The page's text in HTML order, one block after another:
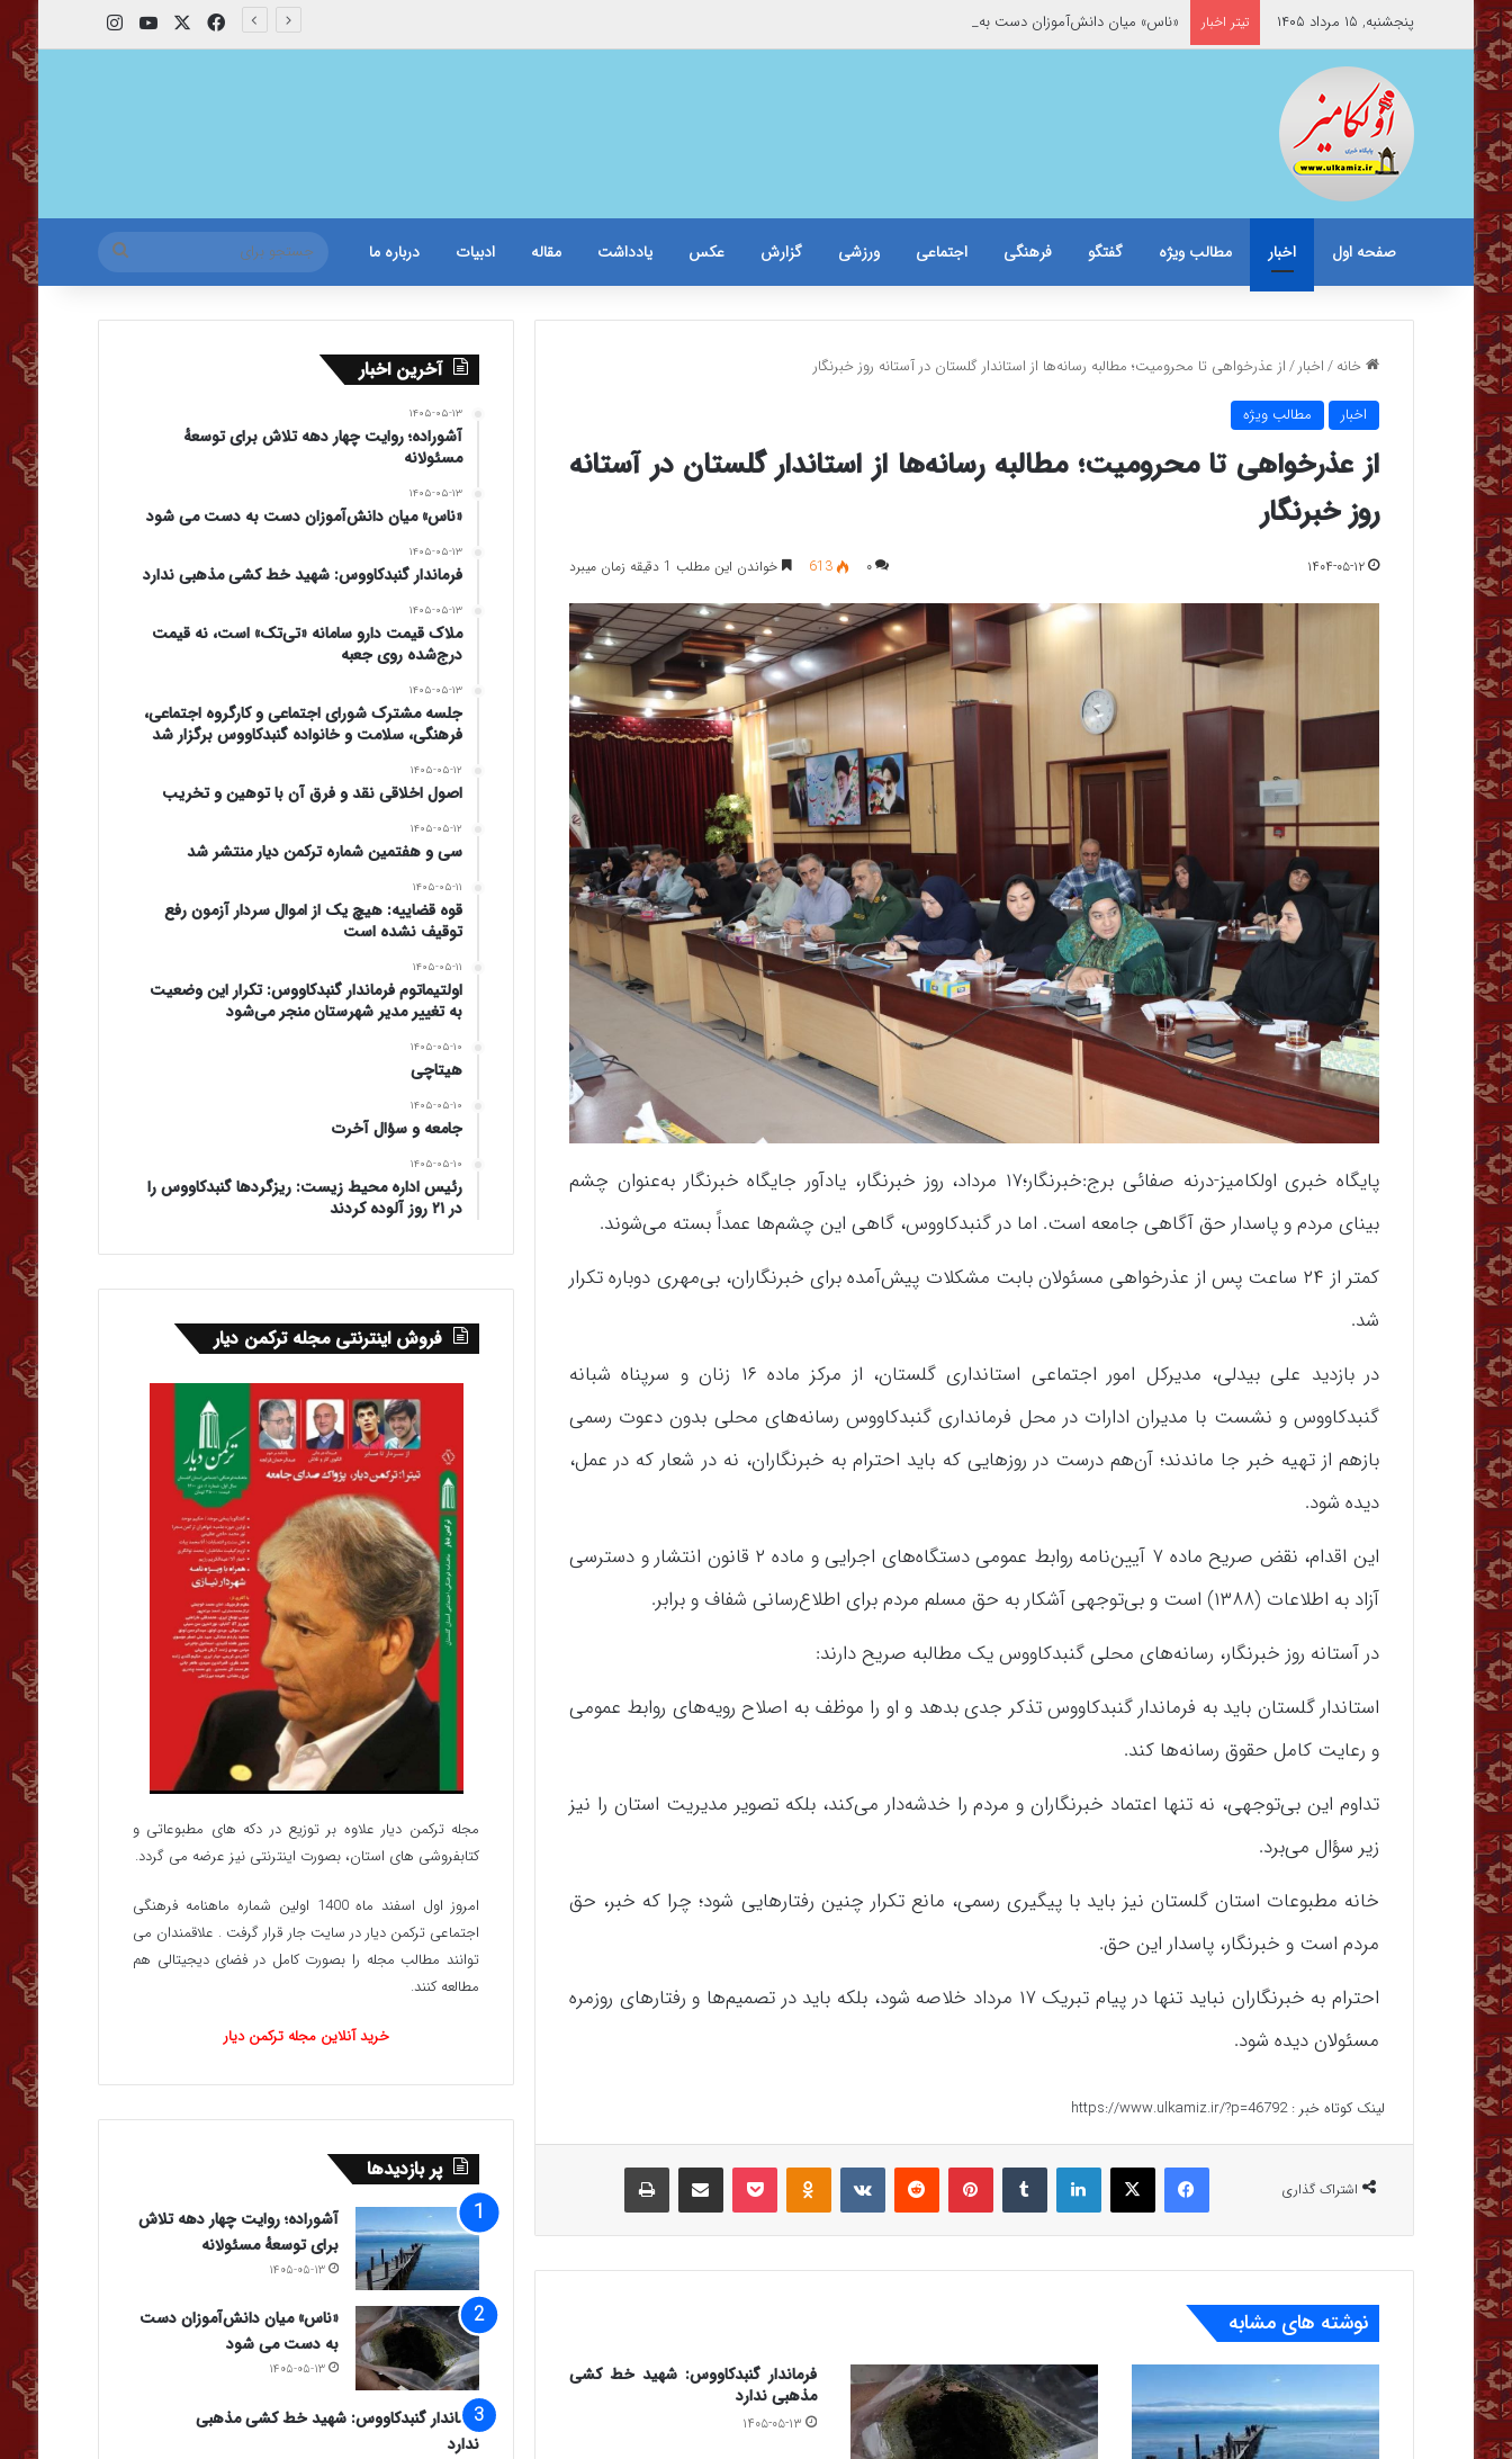
پنجشنبه, ۱۵ مرداد ۱۴۰۵ تیتر اخبار «ناس» میان دانش‌آموزان دست به دست می شود فیس بوکیوتیوباینستاگرام
صفحه اول اخبار مطالب ویژه گفتگو فرهنگی اجتماعی ورزشی گزارش عکس یادداشت مقاله ادبیات درباره ما
جستجو
برای
خانه/اخبار/از عذرخواهی تا محرومیت؛ مطالبه رسانه‌ها از استاندار گلستان در آستانه روز خبرنگار
اخبار مطالب ویژه
از عذرخواهی تا محرومیت؛ مطالبه رسانه‌ها از استاندار گلستان در آستانه
روز خبرنگار
۱۴۰۴-۰۵-۱۲ ۰ 613 خواندن این مطلب 1 دقیقه زمان میبرد
پایگاه خبری اولکامیز-درنه صفائی برج:خبرنگار؛۱۷ مرداد، روز خبرنگار، یادآور جایگاه خبرنگار به‌عنوان چشم
بینای مردم و پاسدار حق آگاهی جامعه است. اما در گنبدکاووس، گاهی این چشم‌ها عمداً بسته می‌شوند.
کمتر از ۲۴ ساعت پس از عذرخواهی مسئولان بابت مشکلات پیش‌آمده برای خبرنگاران، بی‌مهری دوباره تکرار
شد.
در بازدید علی بیدلی، مدیرکل امور اجتماعی استانداری گلستان، از مرکز ماده ۱۶ زنان و سرپناه شبانه
گنبدکاووس و نشست با مدیران ادارات در محل فرمانداری گنبدکاووس رسانه‌های محلی بدون دعوت رسمی
بازهم از تهیه خبر جا ماندند؛ آن‌هم درست در روزهایی که باید احترام به خبرنگاران، نه در شعار که در عمل،
دیده شود.
این اقدام، نقض صریح ماده ۷ آیین‌نامه روابط عمومی دستگاه‌های اجرایی و ماده ۲ قانون انتشار و دسترسی
آزاد به اطلاعات (۱۳۸۸) است و بی‌توجهی آشکار به حق مسلم مردم برای اطلاع‌رسانی شفاف و برابر.
در آستانه روز خبرنگار، رسانه‌های محلی گنبدکاووس یک مطالبه صریح دارند:
استاندار گلستان باید به فرماندار گنبدکاووس تذکر جدی بدهد و او را موظف به اصلاح رویه‌های روابط عمومی
و رعایت کامل حقوق رسانه‌ها کند.
تداوم این بی‌توجهی، نه تنها اعتماد خبرنگاران و مردم را خدشه‌دار می‌کند، بلکه تصویر مدیریت استان را نیز
زیر سؤال می‌برد.
خانه مطبوعات استان گلستان نیز باید با پیگیری رسمی، مانع تکرار چنین رفتارهایی شود؛ چرا که خبر، حق
مردم است و خبرنگار، پاسدار این حق.
احترام به خبرنگاران نباید تنها در پیام تبریک ۱۷ مرداد خلاصه شود، بلکه باید در تصمیم‌ها و رفتارهای روزمره
مسئولان دیده شود.
لینک کوتاه خبر :https://www.ulkamiz.ir/?p=46792
اشتراک گذاری
فیس بوک X لینکدین ‫پین‌ترست ‫رددیت پاکت اشتراک گذاری از طریق ایمیل
نوشته های مشابه
فرماندار گنبدکاووس: شهید خط کشی
مذهبی ندارد
۱۴۰۵-۰۵-۱۳
آخرین اخبار
۱۴۰۵-۰۵-۱۳
آشوراده؛ روایت چهار دهه تلاش برای توسعهٔ
مسئولانه
۱۴۰۵-۰۵-۱۳
«ناس» میان دانش‌آموزان دست به دست می شود
۱۴۰۵-۰۵-۱۳
فرماندار گنبدکاووس: شهید خط کشی مذهبی ندارد
۱۴۰۵-۰۵-۱۳
ملاک قیمت دارو سامانه «تی‌تک» است، نه قیمت
درج‌شده روی جعبه
۱۴۰۵-۰۵-۱۳
جلسه مشترک شورای اجتماعی و کارگروه اجتماعی،
فرهنگی، سلامت و خانواده گنبدکاووس برگزار شد
۱۴۰۵-۰۵-۱۲
اصول اخلاقی نقد و فرق آن با توهین و تخریب
۱۴۰۵-۰۵-۱۲
سی و هفتمین شماره ترکمن دیار منتشر شد
۱۴۰۵-۰۵-۱۱
قوه قضاییه: هیچ یک از اموال سردار آزمون رفع
توقیف نشده است
۱۴۰۵-۰۵-۱۱
اولتیماتوم فرماندار گنبدکاووس: تکرار این وضعیت
به تغییر مدیر شهرستان منجر می‌شود
۱۴۰۵-۰۵-۱۰
هیتاچی
۱۴۰۵-۰۵-۱۰
جامعه و سؤال آخرت
۱۴۰۵-۰۵-۱۰
رئیس اداره محیط زیست: ریزگردها گنبدکاووس را
در ۲۱ روز آلوده کردند
فروش اینترنتی مجله ترکمن دیار
مجله ترکمن دیار علاوه بر توزیع در دکه های مطبوعاتی و
کتابفروشی های استان، بصورت اینترنتی نیز عرضه می گردد.‌
امروز اول اسفند ماه 1400 اولین شماره ماهنامه فرهنگی
اجتماعی ترکمن دیار در سایت جار قرار گرفت . علاقمندان می
توانند مطالب مجله را بصورت کامل در فضای دیجیتالی هم
مطالعه کنند.
خرید آنلاین مجله ترکمن دیار
پر بازدیدها
آشوراده؛ روایت چهار دهه تلاش
برای توسعهٔ مسئولانه
۱۴۰۵-۰۵-۱۳
«ناس» میان دانش‌آموزان دست
به دست می شود
۱۴۰۵-۰۵-۱۳
فرماندار گنبدکاووس: شهید خط کشی مذهبی
ندارد